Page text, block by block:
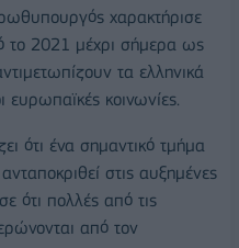
χαρακτήρισε
το 2021 μέχρι σήμερα ως
τα ελληνικά
ευρωπαϊκές κοινωνίες.
ότι ένα σημαντικό τμήμα
στις αυξημένες
ότι πολλές από τις
από τον